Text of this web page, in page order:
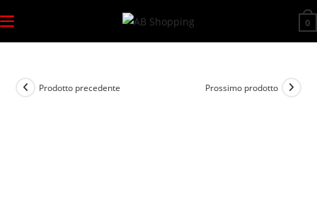
al
contenuto
0
Prodotto precedente Prossimo prodotto